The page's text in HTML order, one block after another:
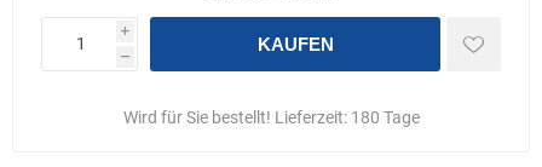
i
h
KAUFEN
Wird für Sie bestellt! Lieferzeit: 180 Tage